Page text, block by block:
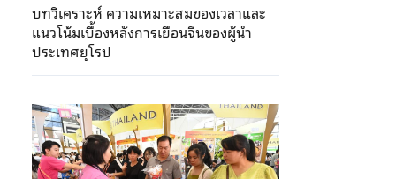
บทวิเคราะห์ ความเหมาะสมของเวลาและ
แนวโน้มเบื้องหลังการเยือนจีนของผู้นำ
ประเทศยุโรป